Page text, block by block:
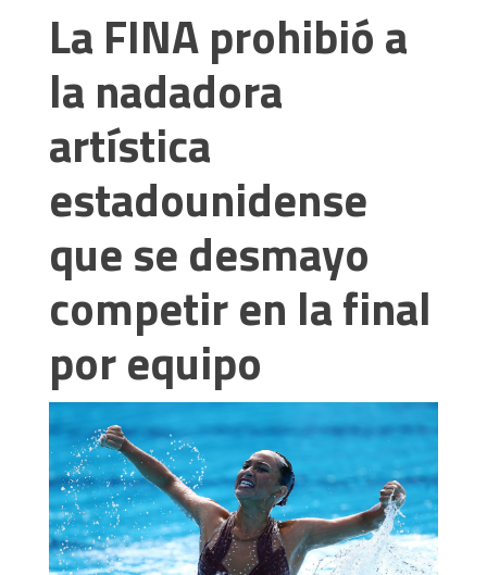
La FINA prohibió a
la nadadora
artística
estadounidense
que se desmayo
competir en la final
por equipo